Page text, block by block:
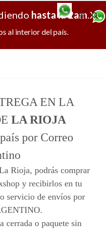
X
hasta la 2am.
al interior del país.
EN LA
LA RIOJA
por Correo
Rioja, podrás comprar
y recibirlos en tu
servicio de envíos por
cerrada o paquete sin